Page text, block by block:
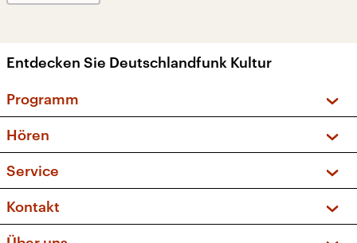
Entdecken Sie Deutschlandfunk Kultur
Programm
Sendungen und Podcasts
Musikliste
Kakadu – Das Kinderprogramm
Hören
Frequenzen (UKW + DAB+)
Service
FAQ
Apps
Kontakt